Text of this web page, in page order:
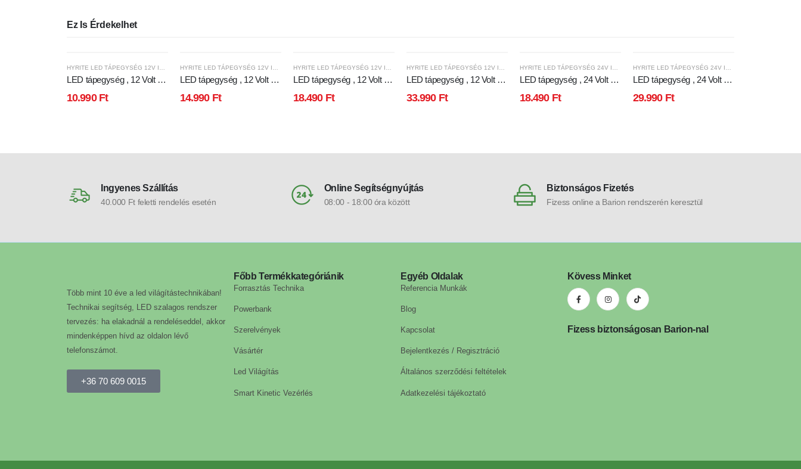
Ez Is Érdekelhet
LED tápegység , 12 Volt ,
bekötés , kültéri , vízálló ,
10.990 Ft
LED tápegység , 12 Volt ,
bekötés , kültéri , vízálló ,
14.990 Ft
LED tápegység , 12 Volt ,
bekötés , kültéri , vízálló ,
18.490 Ft
LED tápegység , 12 Volt ,
bekötés , kültéri , vízálló ,
33.990 Ft
LED tápegység , 24 Volt ,
bekötés , kültéri , vízálló ,
18.490 Ft
LED tápegység , 24 Volt ,
bekötés , kültéri , vízálló ,
29.990 Ft
Ingyenes Szállítás
40.000 Ft feletti rendelés esetén
Online Segítségnyújtás
08:00 - 18:00 óra között
Biztonságos Fizetés
Fizess online a Barion rendszerén keresztül
Több mint 10 éve a led világítástechnikában!
Technikai segítség, LED szalagos rendszer
tervezés: ha elakadnál a rendeléseddel, akkor
mindenképpen hívd az oldalon lévő
telefonszámot.
+36 70 609 0015
Főbb Termékkategóriánik
Forrasztás Technika
Powerbank
Szerelvények
Vásártér
Led Világítás
Smart Kinetic Vezérlés
Egyéb Oldalak
Referencia Munkák
Blog
Kapcsolat
Bejelentkezés / Regisztráció
Általános szerződési feltételek
Adatkezelési tájékoztató
Kövess Minket
Fizess biztonságosan Barion-nal